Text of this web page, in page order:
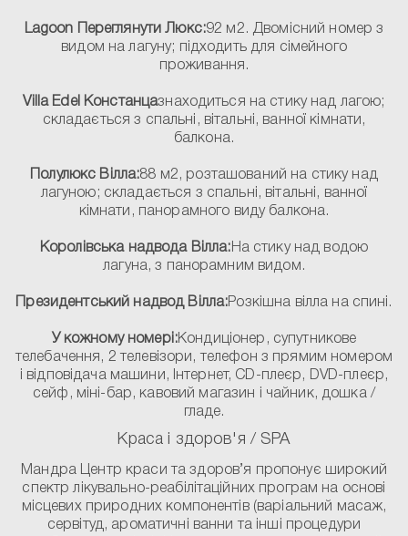
Lagoon Переглянути Люкс:92 м2. Двомісний номер з
видом на лагуну; підходить для сімейного
проживання.
Villa Edel Констанцазнаходиться на стику над лагою;
складається з спальні, вітальні, ванної кімнати,
балкона.
Полулюкс Вілла:88 м2, розташований на стику над
лагуною; складається з спальні, вітальні, ванної
кімнати, панорамного виду балкона.
Королівська надвода Вілла: На стику над водою
лагуна, з панорамним видом.
Президентський надвод Вілла:Розкішна вілла на спині.
У кожному номері:Кондиціонер, супутникове
телебачення, 2 телевізори, телефон з прямим номером
і відповідача машини, Інтернет, CD-плеєр, DVD-плеєр,
сейф, міні-бар, кавовий магазин і чайник, дошка /
гладе.
Краса і здоров'я / SPA
Мандра Центр краси та здоров’я пропонує широкий
спектр лікувально-реабілітаційних програм на основі
місцевих природних компонентів (варіальний масаж,
сервітуд, ароматичні ванни та інші процедури